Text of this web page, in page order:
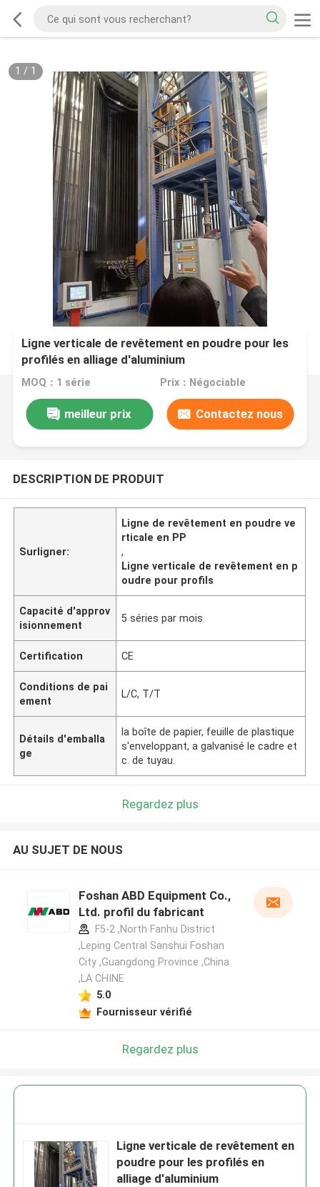
Laisser un message
Nous vous rappellerons bientôt!
1 / 1
Ligne verticale de revêtement en poudre pour les
profilés en alliage d'aluminium
MOQ：1 série Prix：Négociable
meilleur prix Contactez nous
DESCRIPTION DE PRODUIT
Surligner:
Ligne de revêtement en poudre ve
rticale en PP
,
Ligne verticale de revêtement en p
oudre pour profils
Capacité d'approv
isionnement
5 séries par mois
Certification CE
Conditions de pai
ement
L/C, T/T
Détails d'emballa
ge
la boîte de papier, feuille de plastique
s'enveloppant, a galvanisé le cadre et
c. de tuyau.
Regardez plus
AU SUJET DE NOUS
Foshan ABD Equipment Co.,
Ltd. profil du fabricant
F5-2 ,North Fanhu District
,Leping Central Sanshui Foshan
City ,Guangdong Province ,China
,LA CHINE
5.0
Fournisseur vérifié
Regardez plus
Ligne verticale de revêtement en
poudre pour les profilés en
alliage d'aluminium